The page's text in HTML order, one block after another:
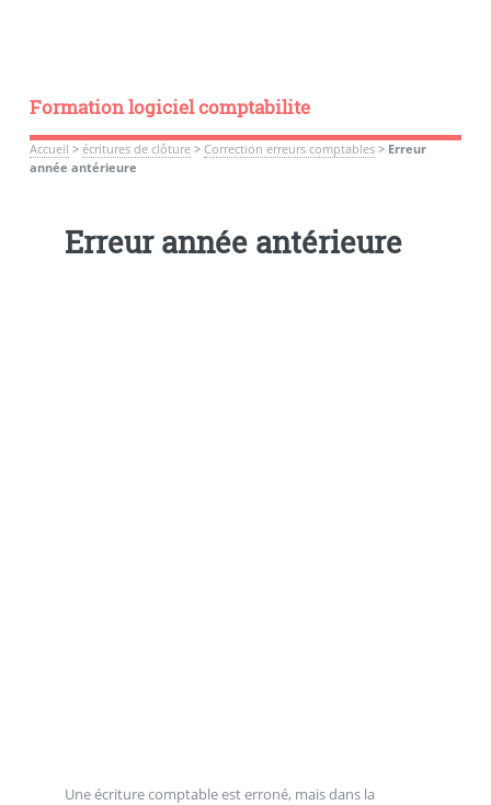
Formation logiciel comptabilite
Accueil > écritures de clôture> Correction erreurs comptables> Erreur
année antérieure
Erreur année antérieure
Une écriture comptable est erroné, mais dans la